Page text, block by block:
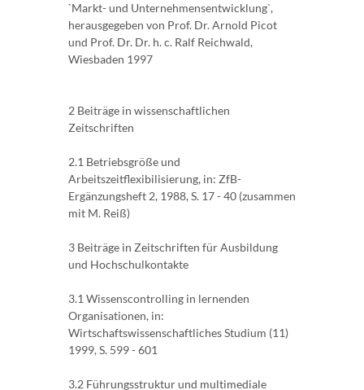
`Markt- und Unternehmensentwicklung`,
herausgegeben von Prof. Dr. Arnold Picot
und Prof. Dr. Dr. h. c. Ralf Reichwald,
Wiesbaden 1997
2 Beiträge in wissenschaftlichen
Zeitschriften
2.1 Betriebsgröße und
Arbeitszeitflexibilisierung, in: ZfB-
Ergänzungsheft 2, 1988, S. 17 - 40 (zusammen
mit M. Reiß)
3 Beiträge in Zeitschriften für Ausbildung
und Hochschulkontakte
3.1 Wissenscontrolling in lernenden
Organisationen, in:
Wirtschaftswissenschaftliches Studium (11)
1999, S. 599 - 601
3.2 Führungsstruktur und multimediale